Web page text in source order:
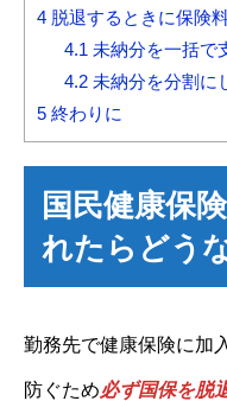
4 脱退するときに保険
4.1 未納分を一括で
4.2未納分を分割に
5 終わりに
国民健康保
れたらどう
勤務先で健康保険に加
防ぐため必ず国保を脱